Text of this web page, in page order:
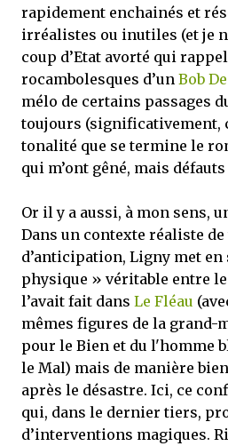
rapidement enchainés et
irréalistes ou inutiles (et je
coup d’Etat avorté qui
rocambolesques d’un Bob
mélo de certains passages
toujours (significativement,
tonalité que se termine le
qui m’ont gêné, mais
Or il y a aussi, à mon sens,
Dans un contexte réaliste
d’anticipation, Ligny met en
physique » véritable entre
l’avait fait dans Le Fléau
mêmes figures de la grand-
pour le Bien et du l'homme
le Mal) mais de manière
après le désastre. Ici, ce
qui, dans le dernier tiers,
d’interventions magiques.